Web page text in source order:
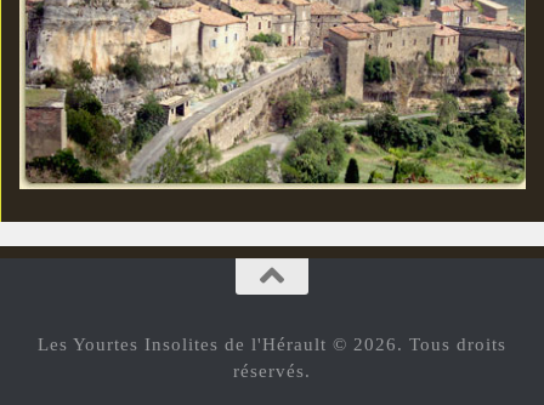
Les Yourtes Insolites de l'Hérault © 2026. Tous droits
réservés.